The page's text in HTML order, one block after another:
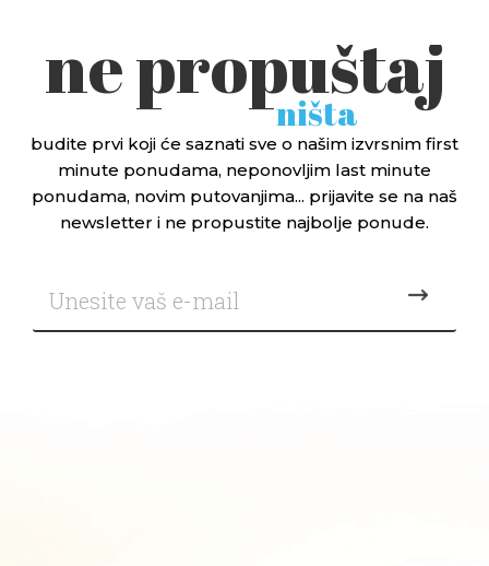
ne propuštaj
ništa
budite prvi koji će saznati sve o našim izvrsnim first
minute ponudama, neponovljim last minute
ponudama, novim putovanjima... prijavite se na naš
newsletter i ne propustite najbolje ponude.